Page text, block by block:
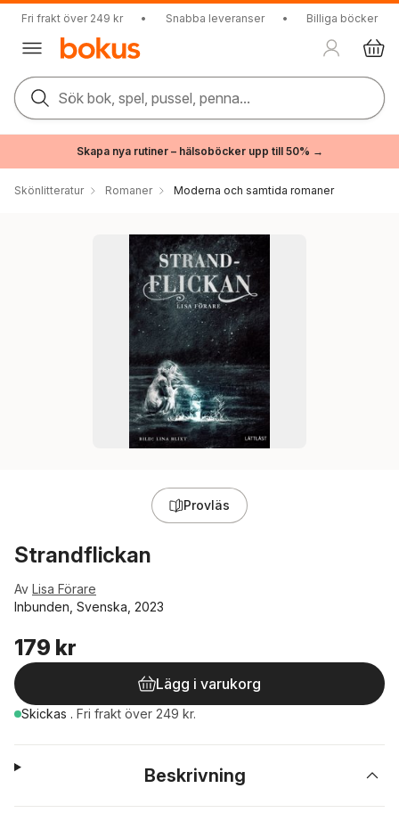
Fri frakt över 249 kr • Snabba leveranser • Billiga böcker
Sök bok, spel, pussel, penna...
Skapa nya rutiner – hälsoböcker upp till 50% →
Skönlitteratur Romaner Moderna och samtida romaner
Provläs
Strandflickan
Av Lisa Förare
Inbunden, Svenska, 2023
179 kr
Lägg i varukorg
Skickas . Fri frakt över 249 kr.
Beskrivning